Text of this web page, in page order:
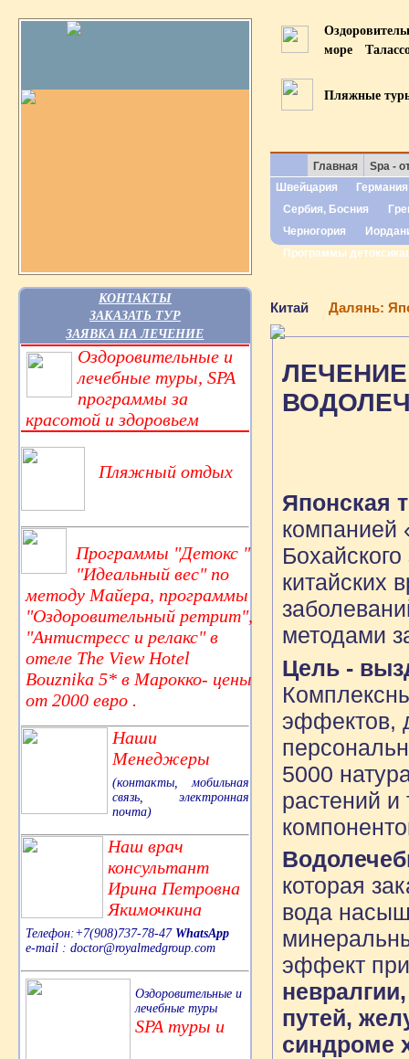
КОНТАКТЫ
ЗАКАЗАТЬ ТУР
ЗАЯВКА НА ЛЕЧЕНИЕ
Оздоровительные и
лечебные туры, SPA
программы за
красотой и здоровьем
Пляжный отдых
Программы "Детокс "
"Идеальный вес" по
методу Майера, программы
"Оздоровительный ретрит",
"Антистресс и релакс" в
отеле The View Hotel
Bouznika 5* в Марокко- цены
от 2000 евро .
Наши
Менеджеры
(контакты, мобильная
связь, электронная
почта)
Наш врач
консультант
Ирина Петровна
Якимочкина
Телефон:+7(908)737-78-47 WhatsApp
e-mail : doctor@royalmedgroup.com
Оздоровительные и
лечебные туры
SPA туры и
море
Пляжные
Главная
Spa -
Швейцария
Германия
Сербия, Босния
Черногория
Программы
Китай Далянь:
Японская
компанией
китайских
методами
Цель -
эффектов,
5000
растений
которая
вода
эффект
путей,
синдроме